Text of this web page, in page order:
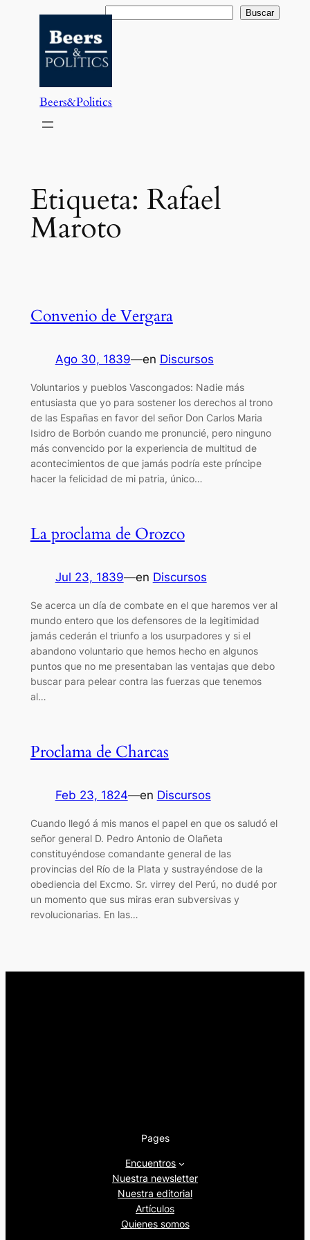
contenido
Buscar Buscar
Beers&Politics
Etiqueta: Rafael
Maroto
Convenio de Vergara
Ago 30, 1839—en Discursos
Voluntarios y pueblos Vascongados: Nadie más
entusiasta que yo para sostener los derechos al trono
de las Españas en favor del señor Don Carlos Maria
Isidro de Borbón cuando me pronuncié, pero ninguno
más convencido por la experiencia de multitud de
acontecimientos de que jamás podría este príncipe
hacer la felicidad de mi patria, único…
La proclama de Orozco
Jul 23, 1839—en Discursos
Se acerca un día de combate en el que haremos ver al
mundo entero que los defensores de la legitimidad
jamás cederán el triunfo a los usurpadores y si el
abandono voluntario que hemos hecho en algunos
puntos que no me presentaban las ventajas que debo
buscar para pelear contra las fuerzas que tenemos
al…
Proclama de Charcas
Feb 23, 1824—en Discursos
Cuando llegó á mis manos el papel en que os saludó el
señor general D. Pedro Antonio de Olañeta
constituyéndose comandante general de las
provincias del Río de la Plata y sustrayéndose de la
obediencia del Excmo. Sr. virrey del Perú, no dudé por
un momento que sus miras eran subversivas y
revolucionarias. En las…
Pages
Encuentros
Nuestra newsletter
Nuestra editorial
Artículos
Quienes somos